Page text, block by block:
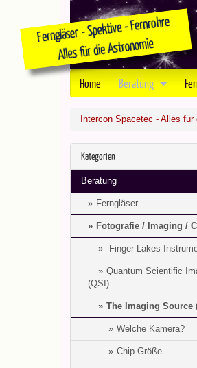
Home Beratung
Intercon Spacetec - Alles für
Kategorien
Beratung
Ferngläser
Fotografie / Imaging /
Finger Lakes
Quantum Scientific
(QSI)
The Imaging Source
Welche Kamera?
Chip-Größe